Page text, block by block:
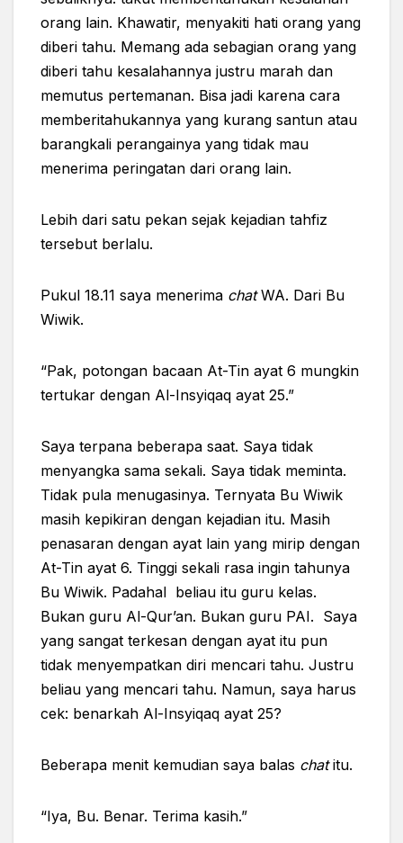
orang lain. Khawatir, menyakiti hati orang yang
diberi tahu. Memang ada sebagian orang yang
diberi tahu kesalahannya justru marah dan
memutus pertemanan. Bisa jadi karena cara
memberitahukannya yang kurang santun atau
barangkali perangainya yang tidak mau
menerima peringatan dari orang lain.
Lebih dari satu pekan sejak kejadian tahfiz
tersebut berlalu.
Pukul 18.11 saya menerima chatWA. Dari Bu
Wiwik.
“Pak, potongan bacaan At-Tin ayat 6 mungkin
tertukar dengan Al-Insyiqaq ayat 25.”
Saya terpana beberapa saat. Saya tidak
menyangka sama sekali. Saya tidak meminta.
Tidak pula menugasinya. Ternyata Bu Wiwik
masih kepikiran dengan kejadian itu. Masih
penasaran dengan ayat lain yang mirip dengan
At-Tin ayat 6. Tinggi sekali rasa ingin tahunya
Bu Wiwik. Padahal beliau itu guru kelas.
Bukan guru Al-Qur’an. Bukan guru PAI. Saya
yang sangat terkesan dengan ayat itu pun
tidak menyempatkan diri mencari tahu. Justru
beliau yang mencari tahu. Namun, saya harus
cek: benarkah Al-Insyiqaq ayat 25?
Beberapa menit kemudian saya balas chatitu.
“Iya, Bu. Benar. Terima kasih.”